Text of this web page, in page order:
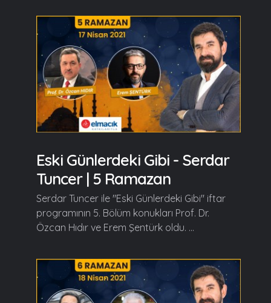
Eski Günlerdeki Gibi - Serdar
Tuncer | 5 Ramazan
Serdar Tuncer ile "Eski Günlerdeki Gibi" iftar
programının 5. Bölüm konukları Prof. Dr.
Özcan Hıdır ve Erem Şentürk oldu. ...